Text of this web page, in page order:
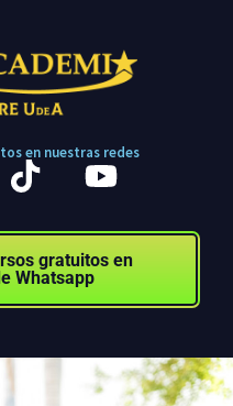
en nuestras redes
gratuitos en
Whatsapp